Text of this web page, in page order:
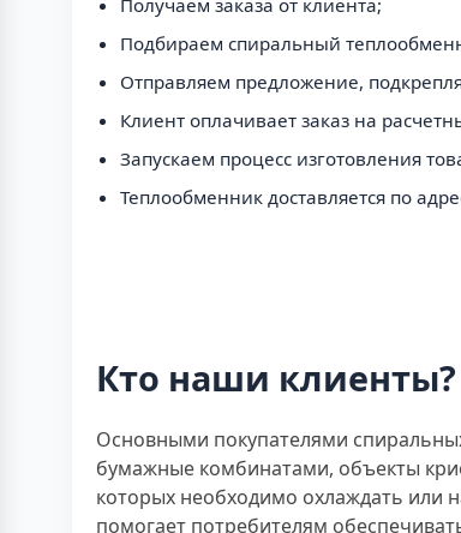
Получаем заказа от клиента;
Подбираем спиральный
Отправляем предложение,
Клиент оплачивает заказ на
Запускаем процесс изготовления
Теплообменник доставляется по
Кто наши клиенты?
Основными покупателями
бумажные комбинатами, объекты
которых необходимо охлаждать или
помогает потребителям